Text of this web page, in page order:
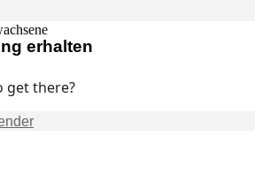
Lemgo
Erwachsene
erhalten
get there?